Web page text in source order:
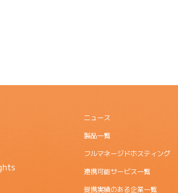
ニュース
製品一覧
フルマネージドホスティング
連携可能サービス一覧
提携実績のある企業一覧